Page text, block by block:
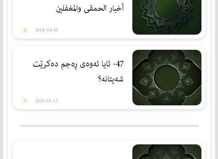
أخبار الحمقى والمغفلين
2018-04-09
47- ئایا ئەوەی ڕەجم دەكرێت
شەیتانە؟
2026-05-13